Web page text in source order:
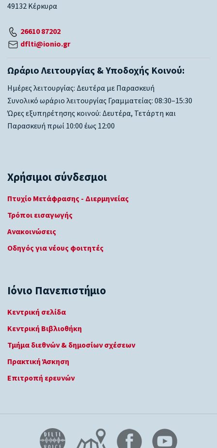
49132 Κέρκυρα
26610 87202
dflti@ionio.gr
Ωράριο Λειτουργίας & Υποδοχής Κοινού:
Ημέρες λειτουργίας: Δευτέρα με Παρασκευή
Συνολικό ωράριο λειτουργίας Γραμματείας: 08:30–15:30
Ώρες εξυπηρέτησης κοινού: Δευτέρα, Τετάρτη και
Παρασκευή πρωί 10:00 έως 12:00
Χρήσιμοι σύνδεσμοι
Πτυχίο Μετάφρασης - Διερμηνείας
Τρόποι εισαγωγής
Ανακοινώσεις
Οδηγός για νέους φοιτητές
Ιόνιο Πανεπιστήμιο
Κεντρική σελίδα
Κεντρική Βιβλιοθήκη
Τμήμα διεθνών & δημοσίων σχέσεων
Πρακτική Άσκηση
Επιτροπή ερευνών